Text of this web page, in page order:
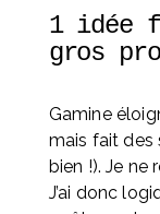
1 idée
gros
Gamine
mais fait des
bien !). Je ne
J’ai donc